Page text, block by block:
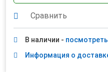
Сравнить
В наличии - посмотреть
Информация о